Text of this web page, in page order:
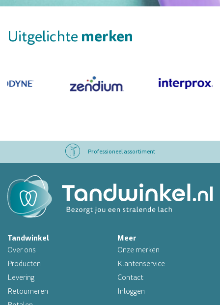
Uitgelichte merken
Professioneel assortiment
Op werkdagen voor 16.00 uur besteld, morgen in huis
Professioneel assortiment
Altijd op voorraad
Tandwinkel
Over ons
Producten
Levering
Retourneren
Meer
Onze merken
Klantenservice
Contact
Inloggen